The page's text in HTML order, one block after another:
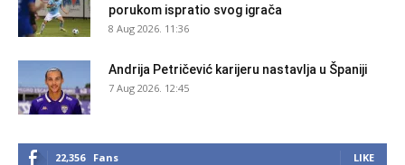
porukom ispratio svog igrača
8 Aug 2026. 11:36
Andrija Petričević karijeru nastavlja u Španiji
7 Aug 2026. 12:45
22,356 Fans LIKE